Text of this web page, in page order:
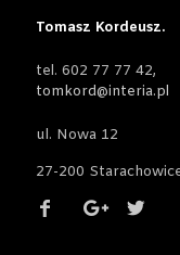
Tomasz Kordeusz.
tel. 602 77 77 42,
tomkord@interia.pl
ul. Nowa 12
27-200